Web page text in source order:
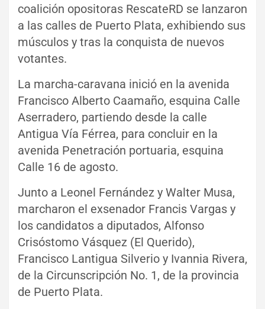
coalición opositoras RescateRD se lanzaron
a las calles de Puerto Plata, exhibiendo sus
músculos y tras la conquista de nuevos
votantes.
La marcha-caravana inició en la avenida
Francisco Alberto Caamaño, esquina Calle
Aserradero, partiendo desde la calle
Antigua Vía Férrea, para concluir en la
avenida Penetración portuaria, esquina
Calle 16 de agosto.
Junto a Leonel Fernández y Walter Musa,
marcharon el exsenador Francis Vargas y
los candidatos a diputados, Alfonso
Crisóstomo Vásquez (El Querido),
Francisco Lantigua Silverio y Ivannia Rivera,
de la Circunscripción No. 1, de la provincia
de Puerto Plata.